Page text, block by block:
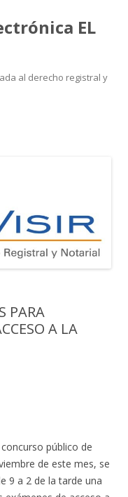
EL
al derecho registral y
PARA
A LA
público de
de este mes, se
9 a 2 de la tarde una